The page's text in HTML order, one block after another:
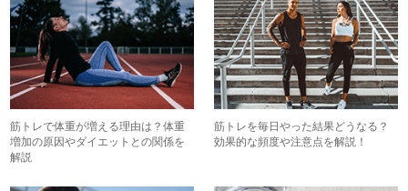
筋トレで体重が増える理由は？体重
増加の原因やダイエットとの関係を
解説
筋トレを毎日やった結果どうなる？
効果的な頻度や注意点を解説！